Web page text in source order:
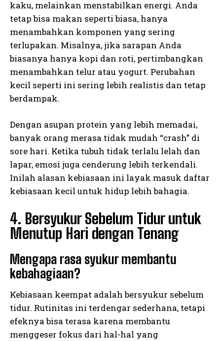
kaku, melainkan menstabilkan energi. Anda
tetap bisa makan seperti biasa, hanya
menambahkan komponen yang sering
terlupakan. Misalnya, jika sarapan Anda
biasanya hanya kopi dan roti, pertimbangkan
menambahkan telur atau yogurt. Perubahan
kecil seperti ini sering lebih realistis dan tetap
berdampak.
Dengan asupan protein yang lebih memadai,
banyak orang merasa tidak mudah “crash” di
sore hari. Ketika tubuh tidak terlalu lelah dan
lapar, emosi juga cenderung lebih terkendali.
Inilah alasan kebiasaan ini layak masuk daftar
kebiasaan kecil untuk hidup lebih bahagia.
4. Bersyukur Sebelum Tidur untuk
Menutup Hari dengan Tenang
Mengapa rasa syukur membantu
kebahagiaan?
Kebiasaan keempat adalah bersyukur sebelum
tidur. Rutinitas ini terdengar sederhana, tetapi
efeknya bisa terasa karena membantu
menggeser fokus dari hal-hal yang